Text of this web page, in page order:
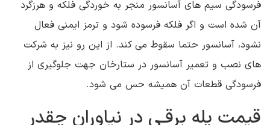
فرسودگی سیم های آسانسور منجر به خوردگی فلکه و هرزگرد
آن شده است و اگر فلکه فرسوده شود و ترمز ایمنی فعال
نشود، آسانسور حتما سقوط می کند. از این رو نیز به شرکت
های نصب و تعمیر آسانسور در ستارخان جهت جلوگیری از
فرسودگی قطعات آن همیشه حس می شود.
قیمت پله برقـی در نیاوران چقدر